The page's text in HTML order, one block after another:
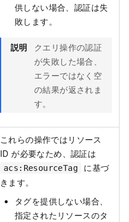
供しない場合、認証は失
敗します。
説明
クエリ操作の認証
が失敗した場合、
エラーではなく空
の結果が返されま
す。
これらの操作ではリソース
ID が必要なため、認証は
acs:ResourceTag
に基づ
きます。
タグを提供しない場合、
指定されたリソースのタ